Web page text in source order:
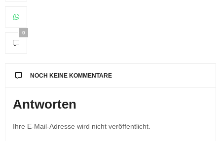
0
NOCH KEINE KOMMENTARE
Antworten
Ihre E-Mail-Adresse wird nicht veröffentlicht.